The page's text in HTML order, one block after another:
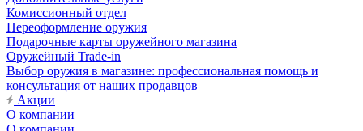
Комиссионный отдел
Переоформление оружия
Подарочные карты оружейного магазина
Оружейный Trade-in
Выбор оружия в магазине: профессиональная помощь и
консультация от наших продавцов
Акции
О компании